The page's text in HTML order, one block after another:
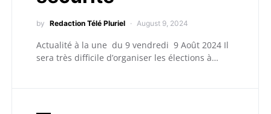
by Redaction Télé Pluriel August 9, 2024
Actualité à la une du 9 vendredi 9 Août 2024 Il
sera très difficile d’organiser les élections à…